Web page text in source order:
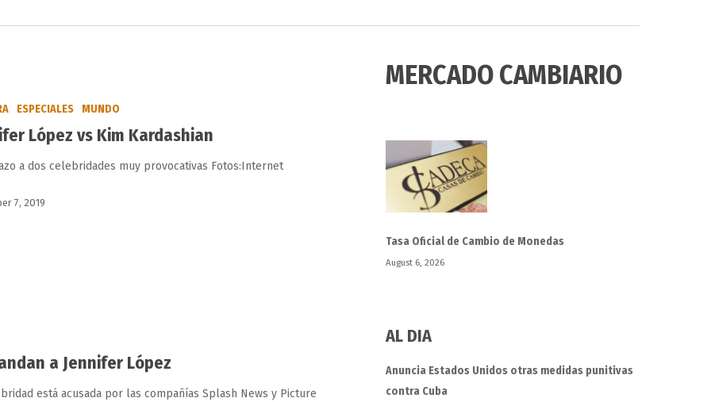
ESPECIALES MUNDO
López vs Kim Kardashian
a dos celebridades muy provocativas Fotos:Internet
7, 2019
a Jennifer López
está acusada por las compañías Splash News y Picture
MERCADO CAMBIARIO
Tasa Oficial de Cambio de Monedas
August 6, 2026
AL DIA
Anuncia Estados Unidos otras medidas punitivas
contra Cuba